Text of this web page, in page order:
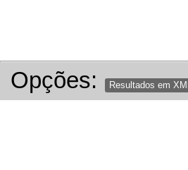
Opções: Resultados em XML